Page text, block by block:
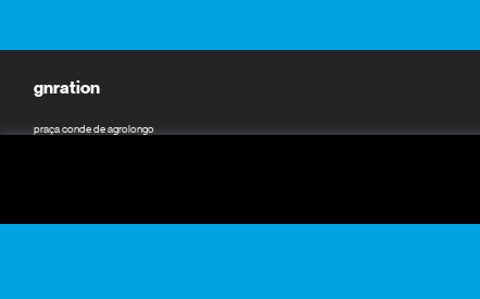
gnration
praça conde de agrolongo